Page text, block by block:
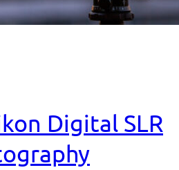
Digital SLR